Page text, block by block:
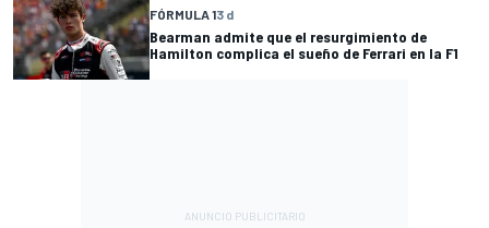
FÓRMULA 13 d
Bearman admite que el resurgimiento de
Hamilton complica el sueño de Ferrari en la F1